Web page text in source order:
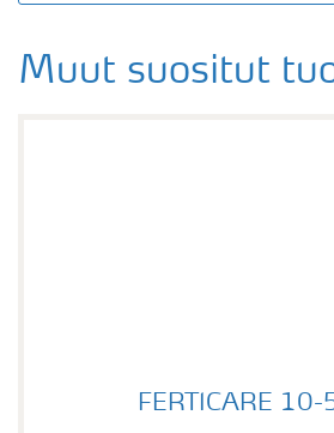
Muut suositut
FERTICARE